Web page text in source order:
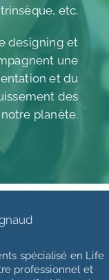
etc.
designing et
une
et du
des
planète.
spécialisé en Life
professionnel et